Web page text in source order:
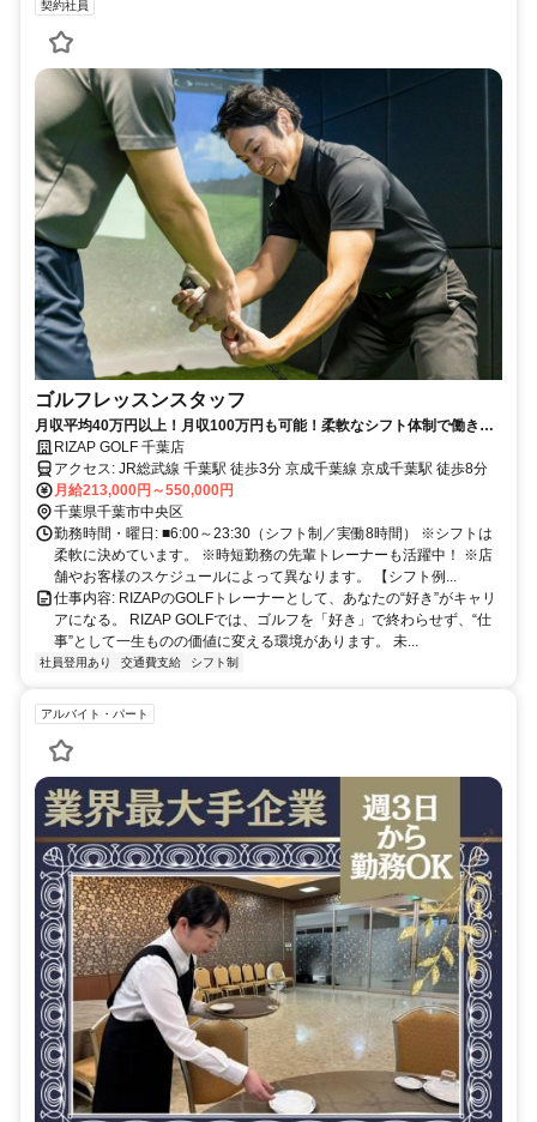
契約社員
ゴルフレッスンスタッフ
月収平均40万円以上！月収100万円も可能！柔軟なシフト体制で働きや
すさ◎充実の研修で未経験からでも始められるゴルフインストラクタ
ー！！
RIZAP GOLF 千葉店
アクセス: JR総武線 千葉駅 徒歩3分 京成千葉線 京成千葉駅 徒歩8分
月給213,000円～550,000円
千葉県千葉市中央区
勤務時間・曜日: ■6:00～23:30（シフト制／実働8時間） ※シフトは
柔軟に決めています。 ※時短勤務の先輩トレーナーも活躍中！ ※店
舗やお客様のスケジュールによって異なります。 【シフト例...
仕事内容: RIZAPのGOLFトレーナーとして、あなたの“好き”がキャリ
アになる。 RIZAP GOLFでは、ゴルフを「好き」で終わらせず、“仕
事”として一生ものの価値に変える環境があります。 未...
社員登用あり 交通費支給 シフト制
アルバイト・パート